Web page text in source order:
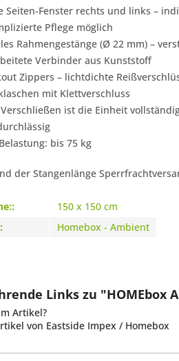
Seiten-Fenster rechts und links –
Pflege möglich
Rahmengestänge (Ø 22 mm) –
Verbinder aus Kunststoff
Zippers – lichtdichte
mit Klettverschluss
ist die Einheit
bis 75 kg
der Stangenlänge
150 x 150 cm
Homebox - Ambient
Links zu "HOMEbox
Artikel?
von Eastside Impex / Homebox